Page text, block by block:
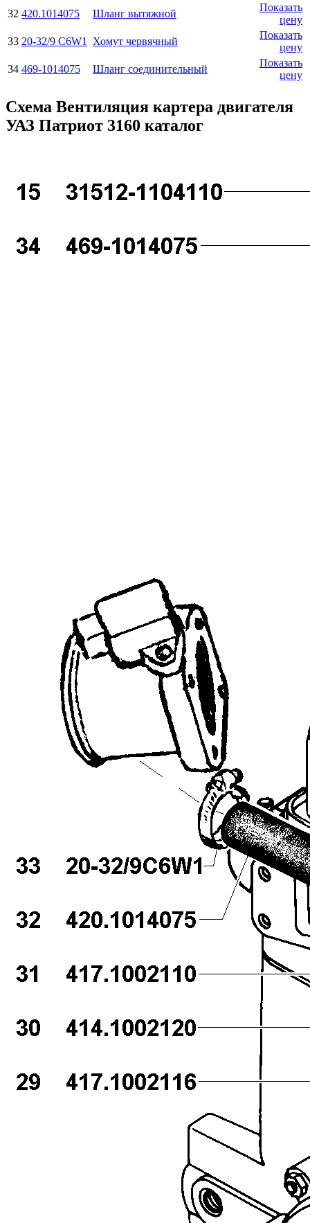
32 420.1014075 Шланг вытяжной
Показать
цену
33 20-32/9 C6W1 Хомут червячный
Показать
цену
34 469-1014075 Шланг соединительный
Показать
цену
Схема Вентиляция картера двигателя
УАЗ Патриот 3160 каталог